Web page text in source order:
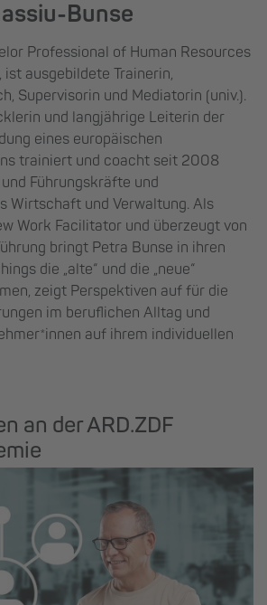
Bunse
Professional of Human Resources
ist ausgebildete Trainerin,
Supervisorin und Mediatorin (univ.).
und langjährige Leiterin der
eines europäischen
trainiert und coacht seit 2008
Führungskräfte und
Wirtschaft und Verwaltung. Als
Work Facilitator und überzeugt von
bringt Petra Bunse in ihren
die „alte“ und die „neue“
zeigt Perspektiven auf für die
im beruflichen Alltag und
auf ihrem individuellen
an der ARD.ZDF